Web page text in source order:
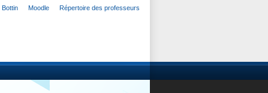
Bottin Moodle Répertoire des professeurs